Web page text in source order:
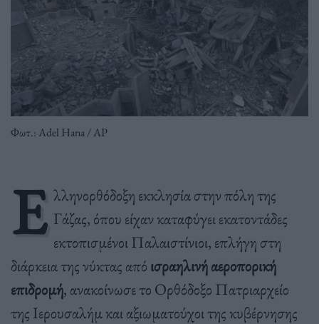
Φωτ.: Adel Hana / AP
Ε λληνορθόδοξη εκκλησία στην πόλη της
Γάζας, όπου είχαν καταφύγει εκατοντάδες
εκτοπισμένοι Παλαιστίνιοι, επλήγη στη
διάρκεια της νύκτας από ισραηλινή αεροπορική
επιδρομή, ανακοίνωσε το Ορθόδοξο Πατριαρχείο
της Ιερουσαλήμ και αξιωματούχοι της κυβέρνησης